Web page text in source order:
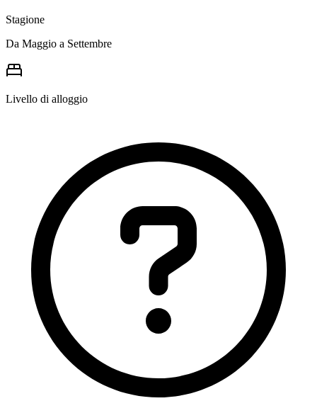
Stagione
Da Maggio a Settembre
Livello di alloggio